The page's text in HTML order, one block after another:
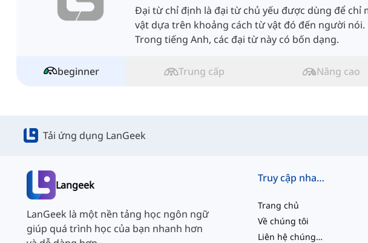
Đại từ chỉ định là đại từ chủ yếu được dùng để chỉ
vật dựa trên khoảng cách từ vật đó đến người nói.
Trong tiếng Anh, các đại từ này có bốn dạng.
beginner Trung cấp Nâng cao
Tải ứng dụng LanGeek
Langeek
LanGeek là một nền tảng học ngôn ngữ
giúp quá trình học của bạn nhanh hơn
Truy cập nhanh
Trang chủ
Về chúng tôi
Liên hệ chúng tôi